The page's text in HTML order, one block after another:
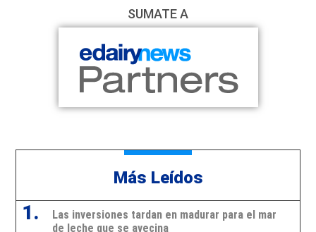
SUMATE A
Más Leídos
1.
Las inversiones tardan en madurar para el mar
de leche que se avecina